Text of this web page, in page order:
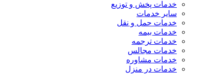
خدمات پخش و توزیع
سایر خدمات
خدمات حمل و نقل
خدمات بیمه
خدمات ترجمه
خدمات مجالس
خدمات مشاوره
خدمات در منزل